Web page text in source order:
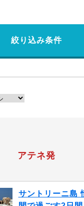
絞り込み条件
アテネ発
サントリーニ島